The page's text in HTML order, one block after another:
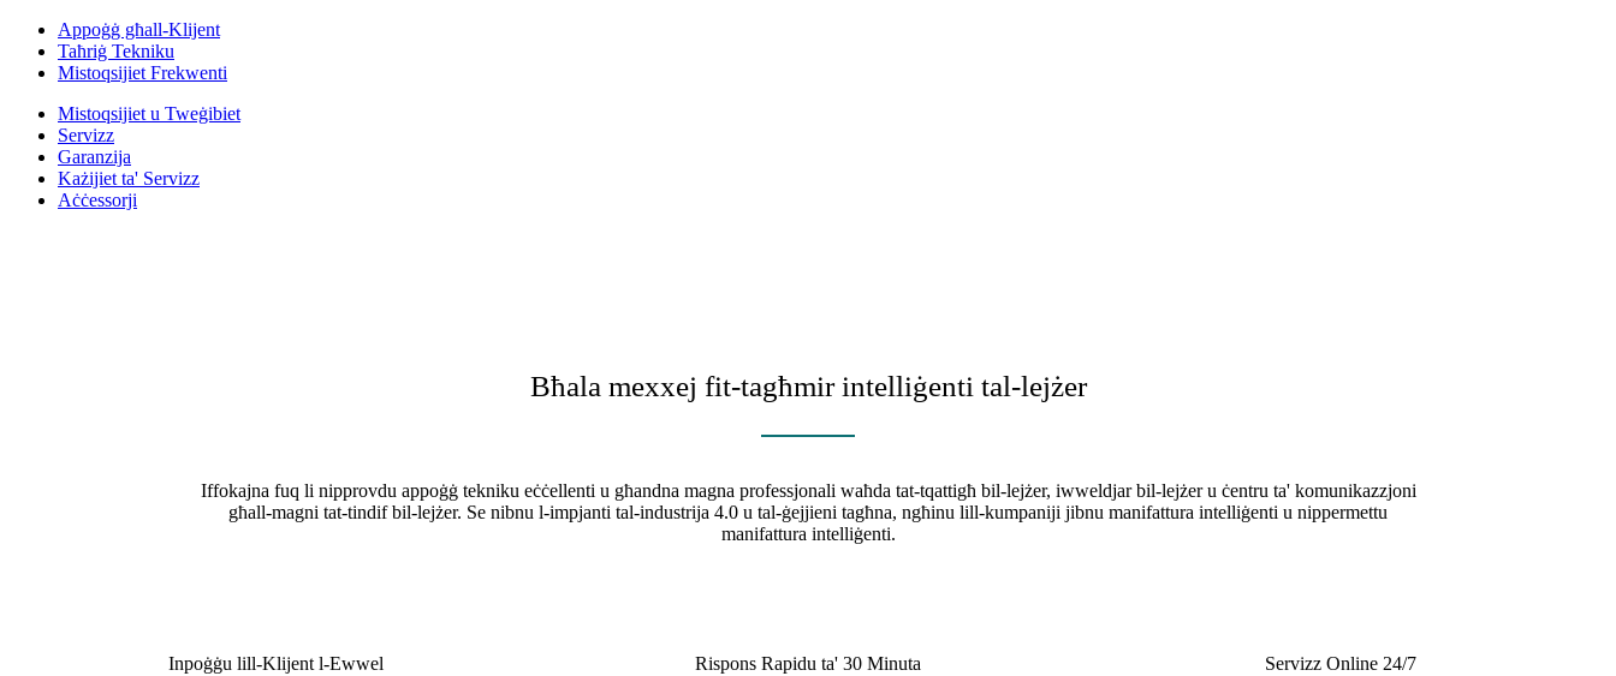
Appoġġ għall-Klijent
Taħriġ Tekniku
Mistoqsijiet Frekwenti
Mistoqsijiet u Tweġibiet
Servizz
Garanzija
Każijiet ta' Servizz
Aċċessorji
Bħala mexxej fit-tagħmir intelliġenti tal-lejżer
Iffokajna fuq li nipprovdu appoġġ tekniku eċċellenti u għandna magna professjonali waħda tat-tqattigħ bil-lejżer, iwweldjar bil-lejżer u ċentru ta' komunikazzjoni
għall-magni tat-tindif bil-lejżer. Se nibnu l-impjanti tal-industrija 4.0 u tal-ġejjieni tagħna, ngħinu lill-kumpaniji jibnu manifattura intelliġenti u nippermettu
manifattura intelliġenti.
Inpoġġu lill-Klijent l-Ewwel Rispons Rapidu ta' 30 Minuta Servizz Online 24/7